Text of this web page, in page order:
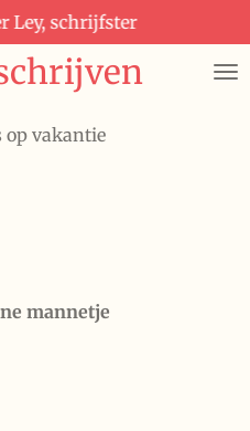
Ley, schrijfster
op vakantie
mannetje